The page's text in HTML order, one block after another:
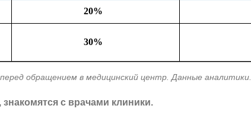
20%
30%
обращением в медицинский центр. Данные аналитики.
с врачами клиники.